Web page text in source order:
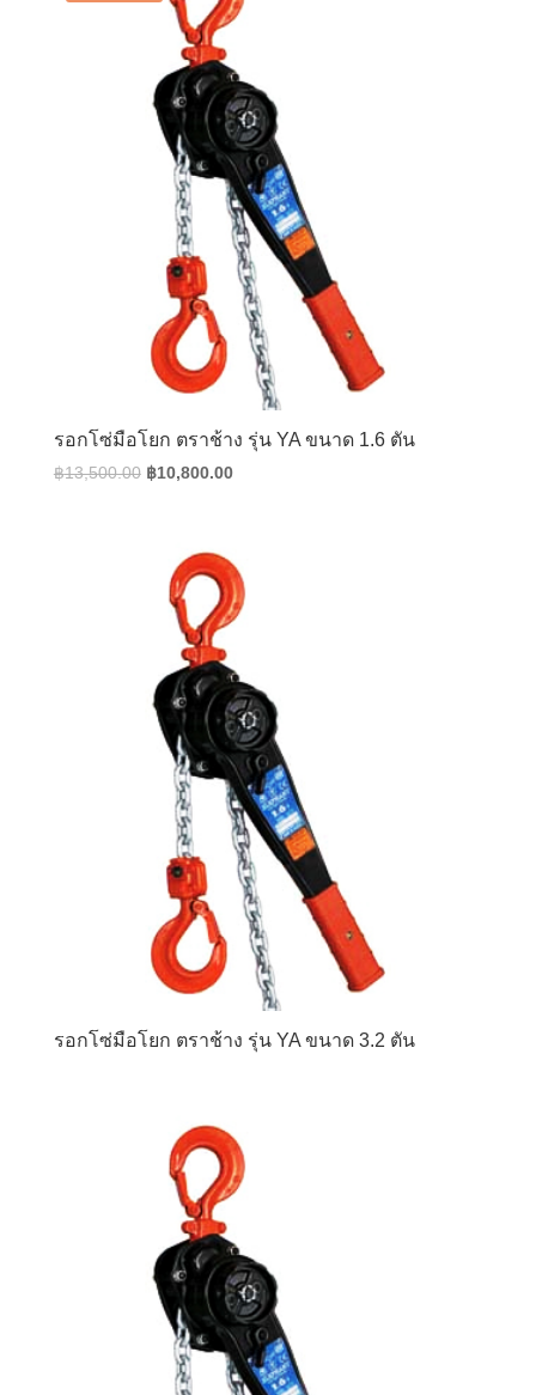
รอกโซ่มือโยก ตราช้าง รุ่น YA ขนาด 1.6 ตัน
฿13,500.00 Original
฿13,500.00.
฿10,800.00Current
รอกโซ่มือโยก ตราช้าง รุ่น YA ขนาด 3.2 ตัน